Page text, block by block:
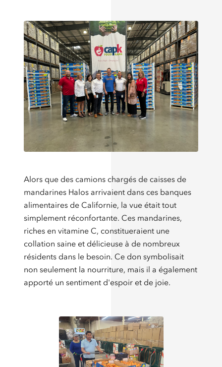
Alors que des camions chargés de caisses de
mandarines Halos arrivaient dans ces banques
alimentaires de Californie, la vue était tout
simplement réconfortante. Ces mandarines,
riches en vitamine C, constitueraient une
collation saine et délicieuse à de nombreux
résidents dans le besoin. Ce don symbolisait
non seulement la nourriture, mais il a également
apporté un sentiment d'espoir et de joie.